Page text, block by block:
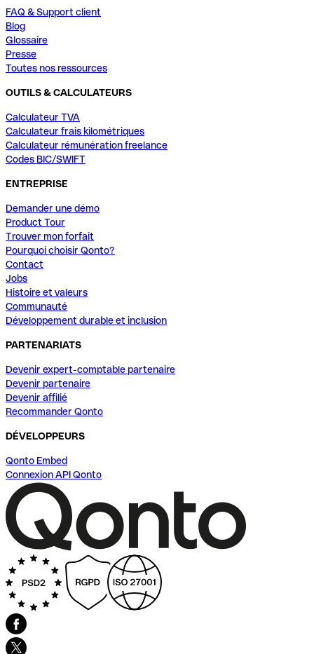
FAQ & Support client
Blog
Glossaire
Presse
Toutes nos ressources
OUTILS & CALCULATEURS
Calculateur TVA
Calculateur frais kilométriques
Calculateur rémunération freelance
Codes BIC/SWIFT
ENTREPRISE
Demander une démo
Product Tour
Trouver mon forfait
Pourquoi choisir Qonto?
Contact
Jobs
Histoire et valeurs
Communauté
Développement durable et inclusion
PARTENARIATS
Devenir expert-comptable partenaire
Devenir partenaire
Devenir affilié
Recommander Qonto
DÉVELOPPEURS
Qonto Embed
Connexion API Qonto